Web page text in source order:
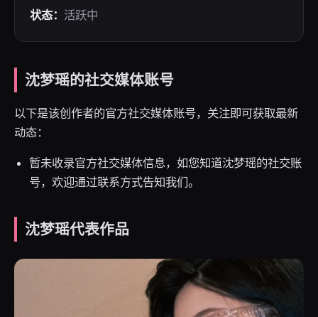
状态： 活跃中
沈梦瑶的社交媒体账号
以下是该创作者的官方社交媒体账号，关注即可获取最新
动态：
暂未收录官方社交媒体信息，如您知道沈梦瑶的社交账
号，欢迎通过联系方式告知我们。
沈梦瑶代表作品